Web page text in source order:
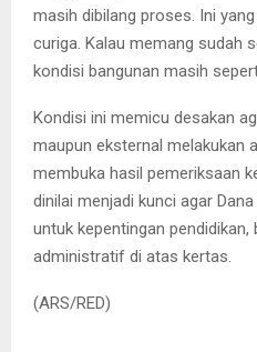
masih dibilang proses. Ini
curiga. Kalau memang sudah
kondisi bangunan masih
Kondisi ini memicu desakan
maupun eksternal melakukan
membuka hasil pemeriksaan
dinilai menjadi kunci agar
untuk kepentingan pendidikan,
administratif di atas kertas.
(ARS/RED)